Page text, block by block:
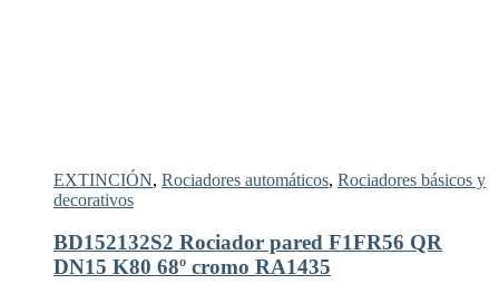
EXTINCIÓN, Rociadores automáticos, Rociadores básicos y
decorativos
BD152132S2 Rociador pared F1FR56 QR
DN15 K80 68º cromo RA1435